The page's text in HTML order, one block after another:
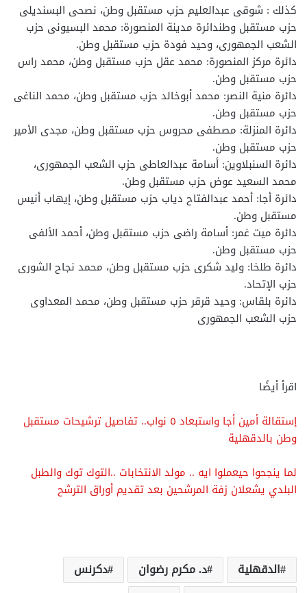
كذلك : شوقى عبدالعليم حزب مستقبل وطن، نصحى البسنديلى
حزب مستقبل وطندائرة مدينة المنصورة: محمد البسيونى حزب
الشعب الجمهورى، وحيد فودة حزب مستقبل وطن.
دائرة مركز المنصورة: محمد عقل حزب مستقبل وطن، محمد راس
حزب مستقبل وطن.
دائرة منية النصر: محمد أبوخالد حزب مستقبل وطن، محمد الناغى
حزب مستقبل وطن.
دائرة المنزلة: مصطفى محروس حزب مستقبل وطن، مجدى الأمير
حزب مستقبل وطن.
دائرة السنبلاوين: أسامة عبدالعاطى حزب الشعب الجمهورى،
محمد السعيد عوض حزب مستقبل وطن.
دائرة أجا: أحمد عبدالفتاح دياب حزب مستقبل وطن، إيهاب أنيس
مستقبل وطن.
دائرة ميت غمر: أسامة راضى حزب مستقبل وطن، أحمد الألفى
حزب مستقبل وطن.
دائرة طلخا: وليد شكرى حزب مستقبل وطن، محمد نجاح الشورى
حزب الإتحاد.
دائرة بلقاس: وحيد قرقر حزب مستقبل وطن، محمد المعداوى
حزب الشعب الجمهورى
اقرأ أيضًا
إستقالة أمين أجا واستبعاد ٥ نواب.. تفاصيل ترشيحات مستقبل
وطن بالدقهلية
لما ينجحوا حيعملوا ايه .. مولد الانتخابات ..التوك توك والطبل
البلدي يشعلان زفة المرشحين بعد تقديم أوراق الترشح
الدقهلية د. مكرم رضوان
دكرنس